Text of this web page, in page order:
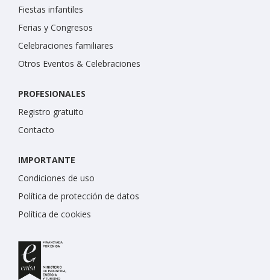
Fiestas infantiles
Ferias y Congresos
Celebraciones familiares
Otros Eventos & Celebraciones
PROFESIONALES
Registro gratuito
Contacto
IMPORTANTE
Condiciones de uso
Política de protección de datos
Política de cookies